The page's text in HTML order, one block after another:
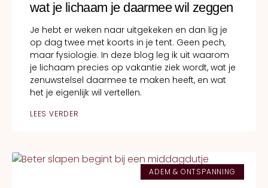
wat je lichaam je daarmee wil zeggen
Je hebt er weken naar uitgekeken en dan lig je
op dag twee met koorts in je tent. Geen pech,
maar fysiologie. In deze blog leg ik uit waarom
je lichaam precies op vakantie ziek wordt, wat je
zenuwstelsel daarmee te maken heeft, en wat
het je eigenlijk wil vertellen.
LEES VERDER
ADEM & ONTSPANNING